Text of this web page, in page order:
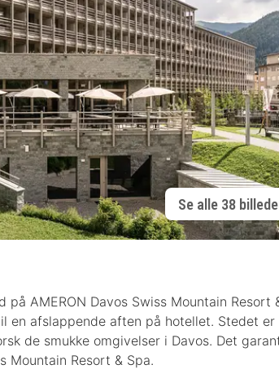
Se alle 38
AMERON Davos Swiss Mountain Resort
en afslappende aften på hotellet. Stedet
de smukke omgivelser i Davos. Det
Mountain Resort & Spa.